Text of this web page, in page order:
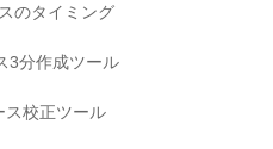
のタイミング
3分作成ツール
ス校正ツール